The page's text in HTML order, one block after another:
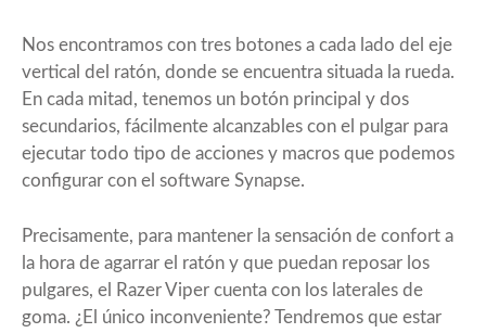
Nos encontramos con tres botones a cada lado del eje
vertical del ratón, donde se encuentra situada la rueda.
En cada mitad, tenemos un botón principal y dos
secundarios, fácilmente alcanzables con el pulgar para
ejecutar todo tipo de acciones y macros que podemos
configurar con el software Synapse.
Precisamente, para mantener la sensación de confort a
la hora de agarrar el ratón y que puedan reposar los
pulgares, el Razer Viper cuenta con los laterales de
goma. ¿El único inconveniente? Tendremos que estar